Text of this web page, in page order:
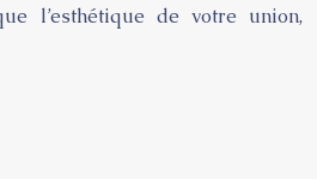
l’esthétique de votre union,